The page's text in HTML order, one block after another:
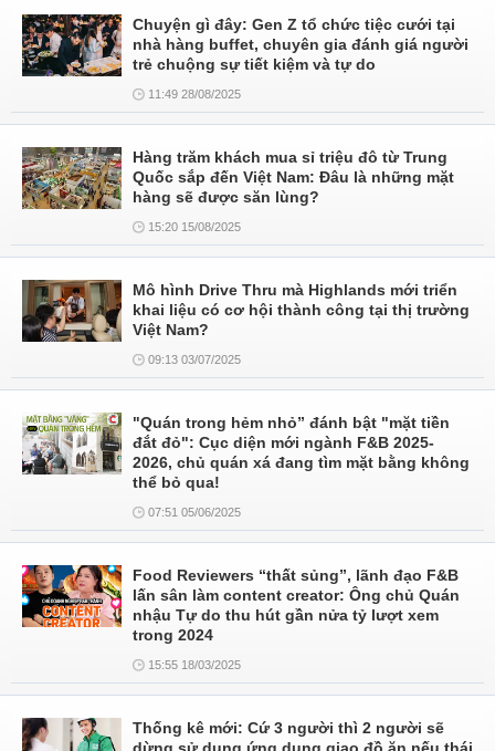
Chuyện gì đây: Gen Z tổ chức tiệc cưới tại
nhà hàng buffet, chuyên gia đánh giá người
trẻ chuộng sự tiết kiệm và tự do
11:49 28/08/2025
Hàng trăm khách mua sỉ triệu đô từ Trung
Quốc sắp đến Việt Nam: Đâu là những mặt
hàng sẽ được săn lùng?
15:20 15/08/2025
Mô hình Drive Thru mà Highlands mới triển
khai liệu có cơ hội thành công tại thị trường
Việt Nam?
09:13 03/07/2025
"Quán trong hẻm nhỏ” đánh bật "mặt tiền
đắt đỏ": Cục diện mới ngành F&B 2025-
2026, chủ quán xá đang tìm mặt bằng không
thể bỏ qua!
07:51 05/06/2025
Food Reviewers “thất sủng”, lãnh đạo F&B
lấn sân làm content creator: Ông chủ Quán
nhậu Tự do thu hút gần nửa tỷ lượt xem
trong 2024
15:55 18/03/2025
Thống kê mới: Cứ 3 người thì 2 người sẽ